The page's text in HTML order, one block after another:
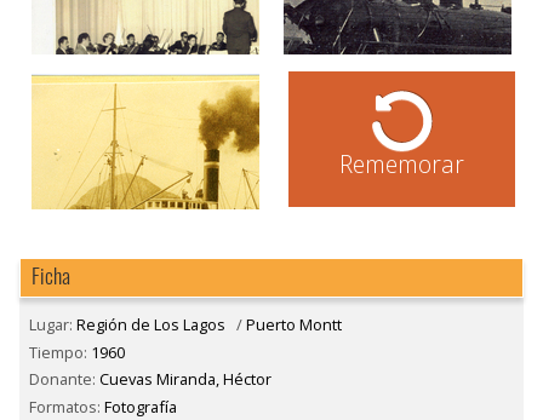
Rememorar
Ficha
Lugar: Región de Los Lagos /Puerto Montt
Tiempo: 1960
Donante: Cuevas Miranda, Héctor
Formatos: Fotografía